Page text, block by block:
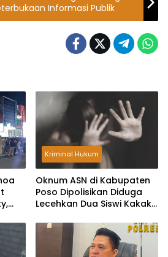
Informasi Publik
Kriminal Hukum
Oknum ASN di Kabupaten
Poso Dipolisikan Diduga
Lecehkan Dua Siswi Kakak